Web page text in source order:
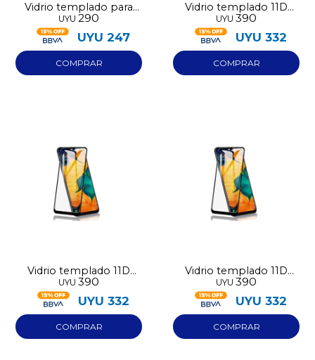
Vidrio templado para
Iphone 13
UYU 290
UYU 247
Vidrio templado 11D
para Iphone 11
UYU 390
UYU 332
Vidrio templado 11D
para Iphone 12 Pro
UYU 390
UYU 332
Vidrio templado 11D
para Iphone 11 Pro
UYU 390
UYU 332